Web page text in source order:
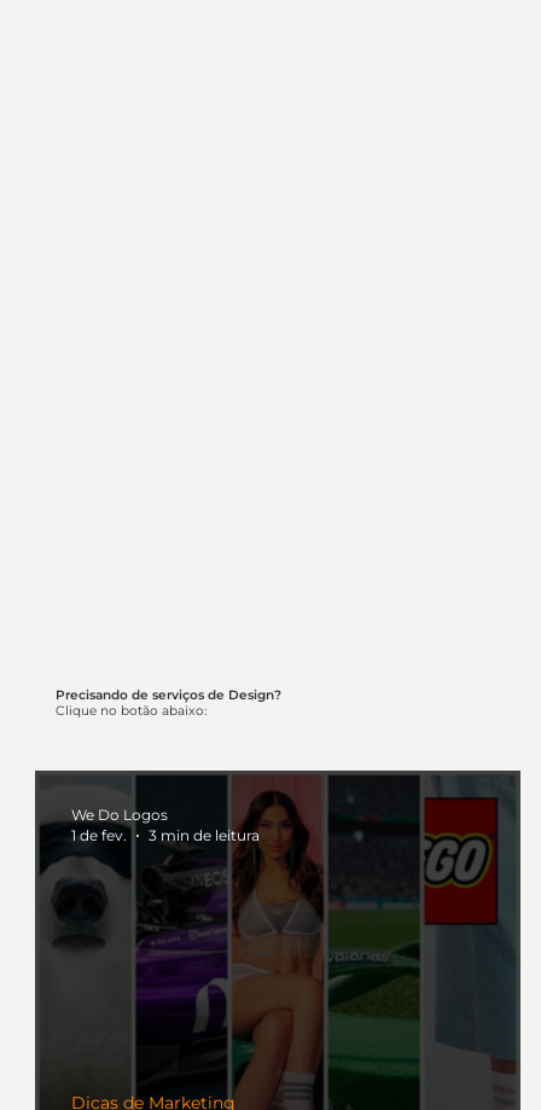
Precisando de serviços de Design?
Clique no botão abaixo:
Dicas de Marketing
We Do Logos
1 de fev.
3 min de leitura